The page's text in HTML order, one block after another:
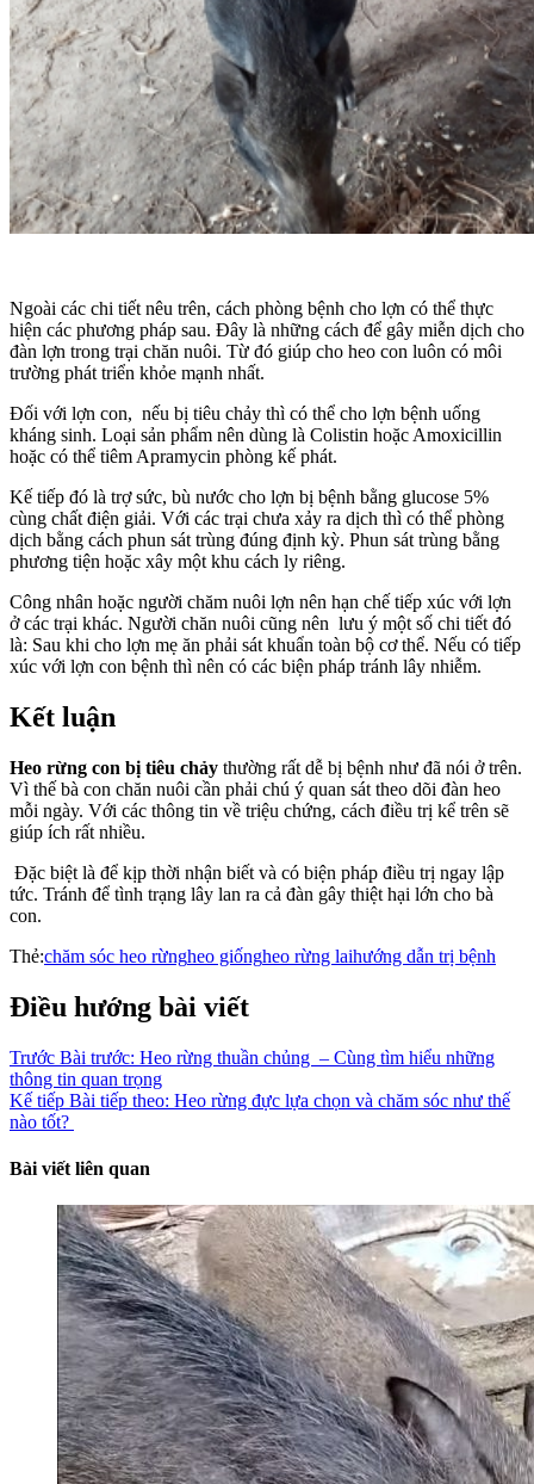
Ngoài các chi tiết nêu trên, cách phòng bệnh cho lợn có thể thực
hiện các phương pháp sau. Đây là những cách để gây miễn dịch cho
đàn lợn trong trại chăn nuôi. Từ đó giúp cho heo con luôn có môi
trường phát triển khỏe mạnh nhất.
Đối với lợn con, nếu bị tiêu chảy thì có thể cho lợn bệnh uống
kháng sinh. Loại sản phẩm nên dùng là Colistin hoặc Amoxicillin
hoặc có thể tiêm Apramycin phòng kế phát.
Kế tiếp đó là trợ sức, bù nước cho lợn bị bệnh bằng glucose 5%
cùng chất điện giải. Với các trại chưa xảy ra dịch thì có thể phòng
dịch bằng cách phun sát trùng đúng định kỳ. Phun sát trùng bằng
phương tiện hoặc xây một khu cách ly riêng.
Công nhân hoặc người chăm nuôi lợn nên hạn chế tiếp xúc với lợn
ở các trại khác. Người chăn nuôi cũng nên lưu ý một số chi tiết đó
là: Sau khi cho lợn mẹ ăn phải sát khuẩn toàn bộ cơ thể. Nếu có tiếp
xúc với lợn con bệnh thì nên có các biện pháp tránh lây nhiễm.
Kết luận
Heo rừng con bị tiêu chảy thường rất dễ bị bệnh như đã nói ở trên.
Vì thế bà con chăn nuôi cần phải chú ý quan sát theo dõi đàn heo
mỗi ngày. Với các thông tin về triệu chứng, cách điều trị kể trên sẽ
giúp ích rất nhiều.
Đặc biệt là để kịp thời nhận biết và có biện pháp điều trị ngay lập
tức. Tránh để tình trạng lây lan ra cả đàn gây thiệt hại lớn cho bà
con.
Thẻ:chăm sóc heo rừngheo giốngheo rừng laihướng dẫn trị bệnh
Điều hướng bài viết
Trước Bài trước: Heo rừng thuần chủng – Cùng tìm hiểu những
thông tin quan trọng
Kế tiếp Bài tiếp theo: Heo rừng đực lựa chọn và chăm sóc như thế
nào tốt?
Bài viết liên quan